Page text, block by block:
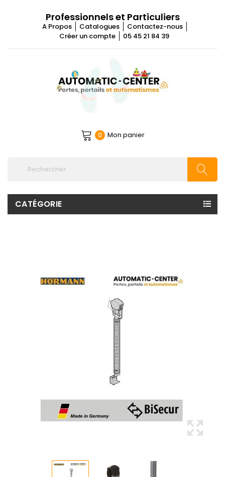
Professionnels et Particuliers
A Propos Catalogues
Contactez-nous
Créer un compte
05 45 21 84 39
0 Mon panier
CATÉGORIE